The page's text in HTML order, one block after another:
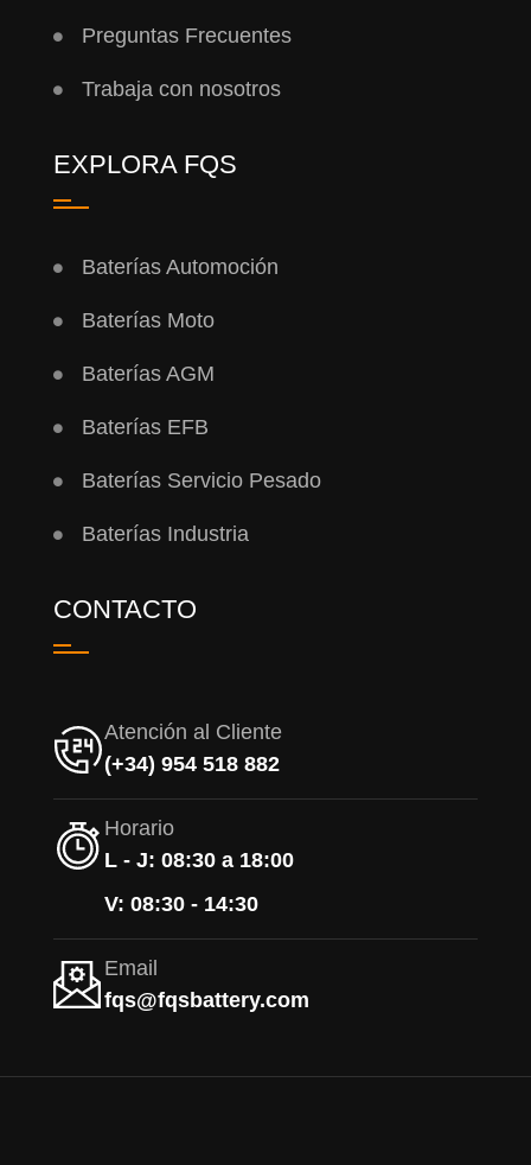
Preguntas Frecuentes
Trabaja con nosotros
EXPLORA FQS
Baterías Automoción
Baterías Moto
Baterías AGM
Baterías EFB
Baterías Servicio Pesado
Baterías Industria
CONTACTO
Atención al Cliente
(+34) 954 518 882
Horario
L - J: 08:30 a 18:00
V: 08:30 - 14:30
Email
fqs@fqsbattery.com